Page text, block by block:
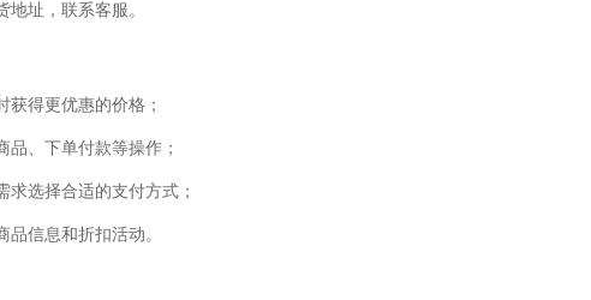
址，联系客服。
得更优惠的价格；
、下单付款等操作；
选择合适的支付方式；
信息和折扣活动。